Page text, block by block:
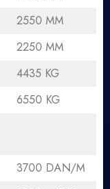
2550 MM
2250 MM
4435 KG
6550 KG
3700 DAN/M